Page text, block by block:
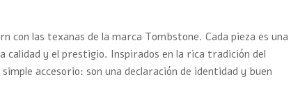
con las texanas de la marca Tombstone. Cada pieza es una
calidad y el prestigio. Inspirados en la rica tradición del
accesorio: son una declaración de identidad y buen